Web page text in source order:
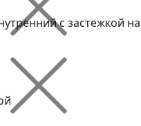
с застежкой